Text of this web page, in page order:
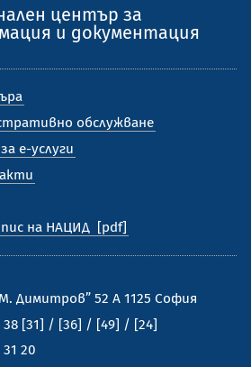
център за
и документация
обслужване
е-услуги
на НАЦИД
Димитров” 52 А 1125 София
38 [31] / [36] / [49] / [24]
31 20